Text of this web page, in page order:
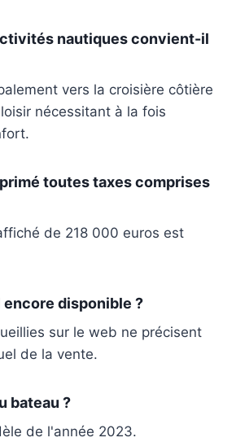
nautiques convient-il
vers la croisière côtière
nécessitant à la fois
toutes taxes comprises
de 218 000 euros est
disponible ?
sur le web ne précisent
de la vente.
bateau ?
de l'année 2023.